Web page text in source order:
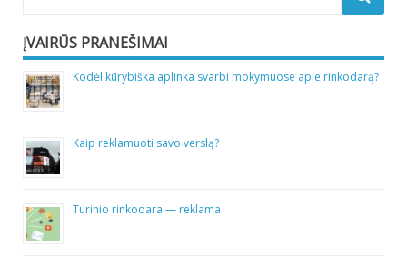
ĮVAIRŪS PRANEŠIMAI
Kodėl kūrybiška aplinka svarbi mokymuose apie rinkodarą?
Kaip reklamuoti savo verslą?
Turinio rinkodara — reklama